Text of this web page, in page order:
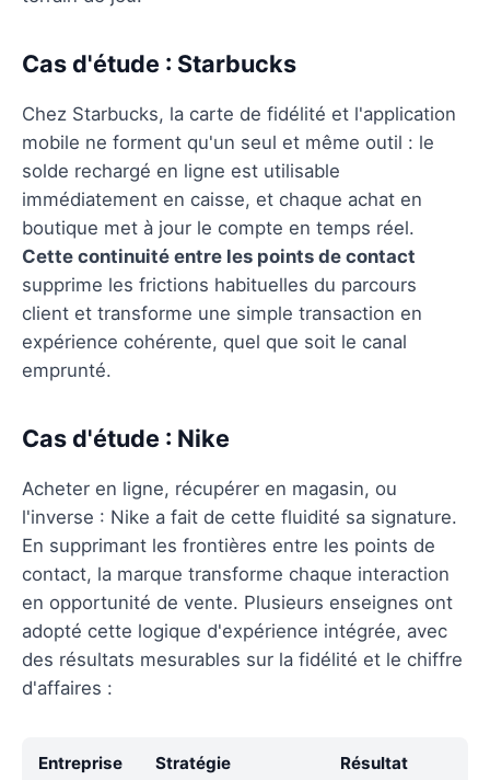
Cas d'étude : Starbucks
Chez Starbucks, la carte de fidélité et l'application
mobile ne forment qu'un seul et même outil : le
solde rechargé en ligne est utilisable
immédiatement en caisse, et chaque achat en
boutique met à jour le compte en temps réel.
Cette continuité entre les points de contact
supprime les frictions habituelles du parcours
client et transforme une simple transaction en
expérience cohérente, quel que soit le canal
emprunté.
Cas d'étude : Nike
Acheter en ligne, récupérer en magasin, ou
l'inverse : Nike a fait de cette fluidité sa signature.
En supprimant les frontières entre les points de
contact, la marque transforme chaque interaction
en opportunité de vente. Plusieurs enseignes ont
adopté cette logique d'expérience intégrée, avec
des résultats mesurables sur la fidélité et le chiffre
d'affaires :
Entreprise Stratégie Résultat